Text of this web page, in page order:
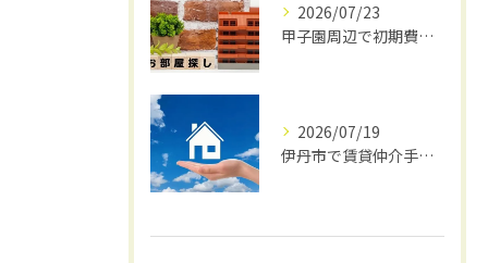
2026/07/23
甲子園周辺で初期費用安く賃貸探し
2026/07/19
伊丹市で賃貸仲介手数料無料の賢い借り方